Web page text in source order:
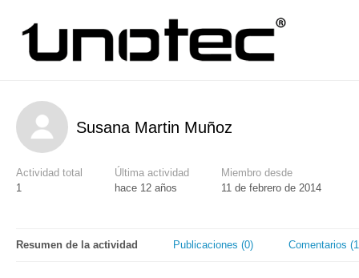
Susana Martin Muñoz
Actividad total
1
Última actividad
hace 12 años
Miembro desde
11 de febrero de 2014
Resumen de la actividad Publicaciones (0) Comentarios